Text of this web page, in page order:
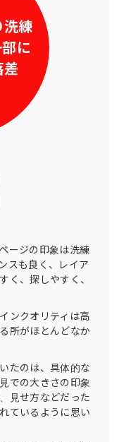
洗練
に
差
ージの印象は洗練
スも良く、レイア
く、探しやすく、
ンクオリティは高
所がほとんどなか
たのは、具体的な
での大きさの印象
見せ方などだった
ているように思い